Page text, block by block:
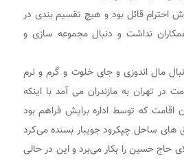
احترام قائل بود و هیچ تقسیم بندی در
نداشت و دنبال مجموعه سازی و
مال اندوزی و جای خلوت و گرم و نرم
در تهران به مازندران می آمد با اینکه
اقامت که توسط اداره برایش فراهم بود
های ساحل چپکرود جویبار بسنده می‌کرد
حاج حسین را بکار می‌برد و این در حالی